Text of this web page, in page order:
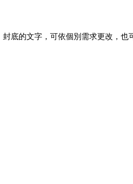
底的文字，可依個別需求更改，也